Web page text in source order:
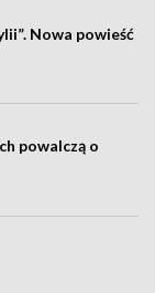
Nowa powieść
powalczą o